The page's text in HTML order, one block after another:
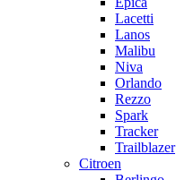
Lacetti
Lanos
Malibu
Niva
Orlando
Rezzo
Spark
Tracker
Trailblazer
Citroen